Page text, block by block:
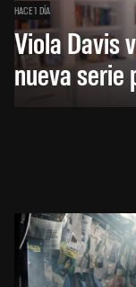
HACE 1 DÍA
Viola Davis
nueva serie